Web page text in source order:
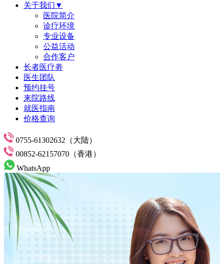
关于我们▼
医院简介
诊疗环境
专业设备
公益活动
合作客户
长者医疗劵
医生团队
预约挂号
来院路线
就医指南
价格查询
0755-61302632（大陆）
00852-62157070（香港）
WhatsApp